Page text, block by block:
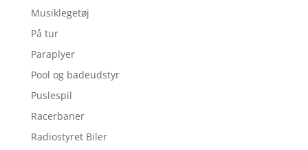
Musiklegetøj
På tur
Paraplyer
Pool og badeudstyr
Puslespil
Racerbaner
Radiostyret Biler